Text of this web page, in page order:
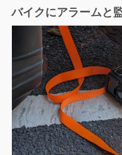
バイクにアラームと